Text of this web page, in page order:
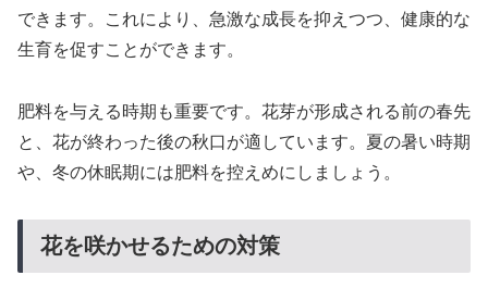
できます。これにより、急激な成長を抑えつつ、健康的な
生育を促すことができます。
肥料を与える時期も重要です。花芽が形成される前の春先
と、花が終わった後の秋口が適しています。夏の暑い時期
や、冬の休眠期には肥料を控えめにしましょう。
花を咲かせるための対策